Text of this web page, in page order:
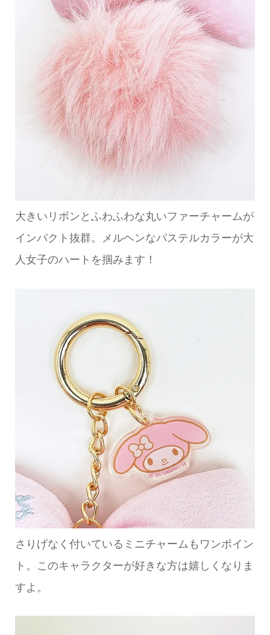
大きいリボンとふわふわな丸いファーチャームが
インパクト抜群。メルヘンなパステルカラーが大
人女子のハートを掴みます！
さりげなく付いているミニチャームもワンポイン
ト。このキャラクターが好きな方は嬉しくなりま
すよ。